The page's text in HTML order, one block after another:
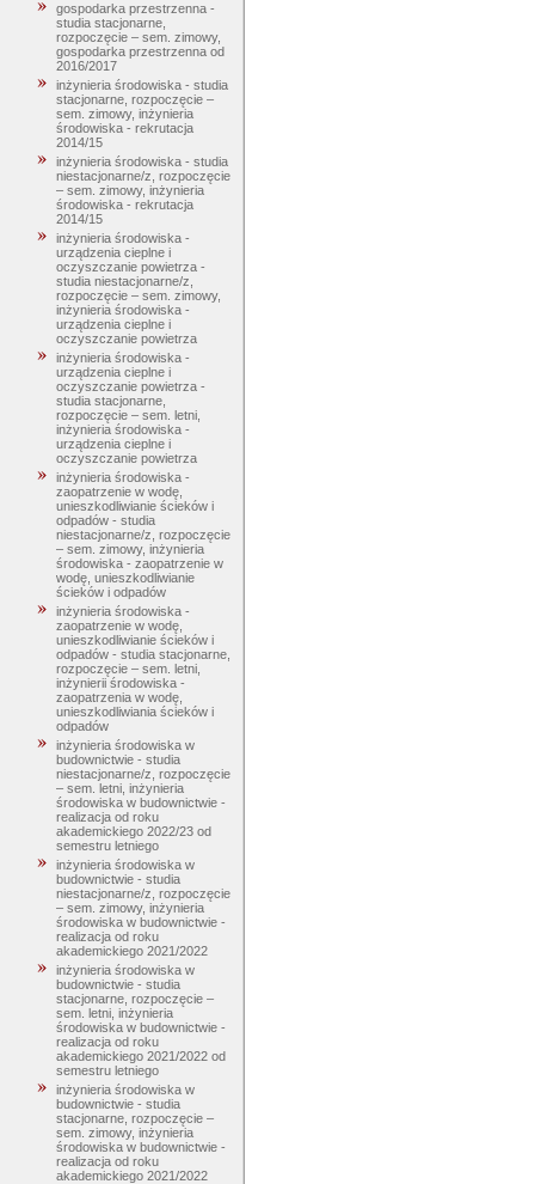
gospodarka przestrzenna -
studia stacjonarne,
rozpoczęcie – sem. zimowy,
gospodarka przestrzenna od
2016/2017
inżynieria środowiska - studia
stacjonarne, rozpoczęcie –
sem. zimowy, inżynieria
środowiska - rekrutacja
2014/15
inżynieria środowiska - studia
niestacjonarne/z, rozpoczęcie
– sem. zimowy, inżynieria
środowiska - rekrutacja
2014/15
inżynieria środowiska -
urządzenia cieplne i
oczyszczanie powietrza -
studia niestacjonarne/z,
rozpoczęcie – sem. zimowy,
inżynieria środowiska -
urządzenia cieplne i
oczyszczanie powietrza
inżynieria środowiska -
urządzenia cieplne i
oczyszczanie powietrza -
studia stacjonarne,
rozpoczęcie – sem. letni,
inżynieria środowiska -
urządzenia cieplne i
oczyszczanie powietrza
inżynieria środowiska -
zaopatrzenie w wodę,
unieszkodliwianie ścieków i
odpadów - studia
niestacjonarne/z, rozpoczęcie
– sem. zimowy, inżynieria
środowiska - zaopatrzenie w
wodę, unieszkodliwianie
ścieków i odpadów
inżynieria środowiska -
zaopatrzenie w wodę,
unieszkodliwianie ścieków i
odpadów - studia stacjonarne,
rozpoczęcie – sem. letni,
inżynierii środowiska -
zaopatrzenia w wodę,
unieszkodliwiania ścieków i
odpadów
inżynieria środowiska w
budownictwie - studia
niestacjonarne/z, rozpoczęcie
– sem. letni, inżynieria
środowiska w budownictwie -
realizacja od roku
akademickiego 2022/23 od
semestru letniego
inżynieria środowiska w
budownictwie - studia
niestacjonarne/z, rozpoczęcie
– sem. zimowy, inżynieria
środowiska w budownictwie -
realizacja od roku
akademickiego 2021/2022
inżynieria środowiska w
budownictwie - studia
stacjonarne, rozpoczęcie –
sem. letni, inżynieria
środowiska w budownictwie -
realizacja od roku
akademickiego 2021/2022 od
semestru letniego
inżynieria środowiska w
budownictwie - studia
stacjonarne, rozpoczęcie –
sem. zimowy, inżynieria
środowiska w budownictwie -
realizacja od roku
akademickiego 2021/2022